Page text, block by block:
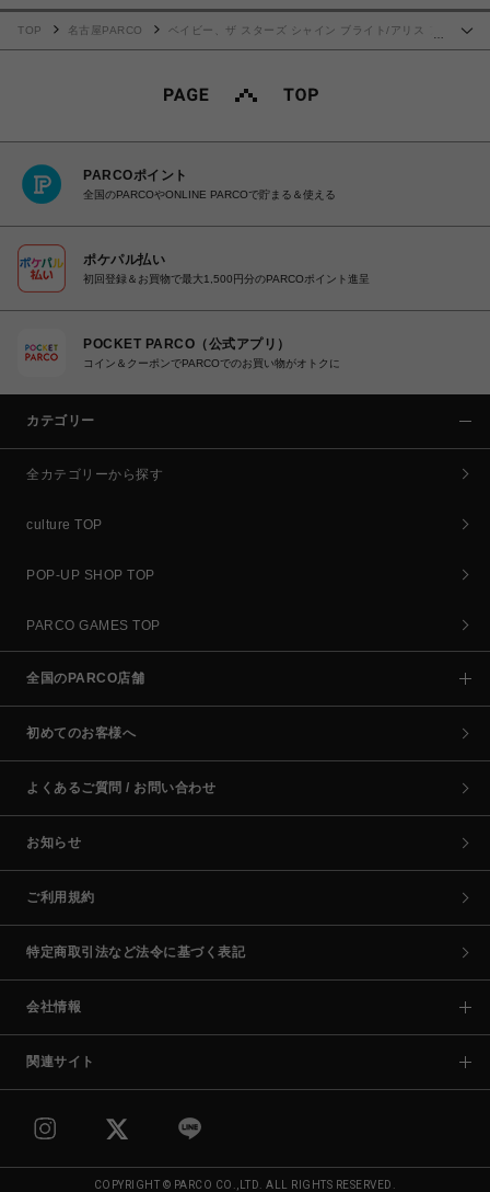
TOP 名古屋PARCO
ベイビー、ザ スターズ シャイン ブライト/アリス ア
PARCOポイント
全国のPARCOやONLINE PARCOで貯まる＆使える
ポケパル払い
初回登録＆お買物で最大1,500円分のPARCOポイント進呈
POCKET PARCO（公式アプリ）
コイン＆クーポンでPARCOでのお買い物がオトクに
カテゴリー
全カテゴリーから探す
culture TOP
POP-UP SHOP TOP
PARCO GAMES TOP
全国のPARCO店舗
初めてのお客様へ
よくあるご質問 / お問い合わせ
お知らせ
ご利用規約
特定商取引法など法令に基づく表記
会社情報
関連サイト
COPYRIGHT © PARCO CO.,LTD. ALL RIGHTS RESERVED.